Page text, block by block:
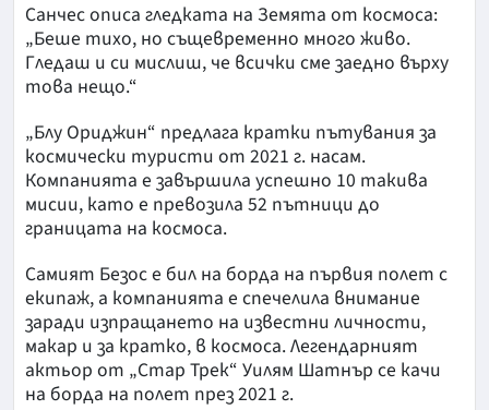
Санчес описа гледката на Земята от космоса:
„Беше тихо, но същевременно много живо.
Гледаш и си мислиш, че всички сме заедно върху
това нещо.“
„Блу Ориджин“ предлага кратки пътувания за
космически туристи от 2021 г. насам.
Компанията е завършила успешно 10 такива
мисии, като е превозила 52 пътници до
границата на космоса.
Самият Безос е бил на борда на първия полет с
екипаж, а компанията е спечелила внимание
заради изпращането на известни личности,
макар и за кратко, в космоса. Легендарният
актьор от „Стар Трек“ Уилям Шатнър се качи
на борда на полет през 2021 г.